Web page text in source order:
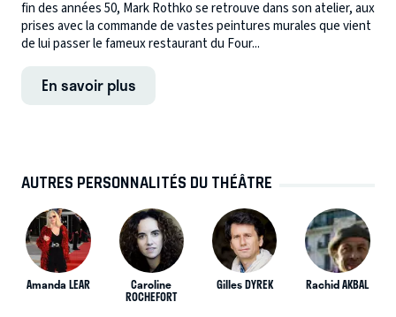
fin des années 50, Mark Rothko se retrouve dans son atelier, aux
prises avec la commande de vastes peintures murales que vient
de lui passer le fameux restaurant du Four...
En savoir plus
AUTRES PERSONNALITÉS DU THÉÂTRE
Amanda LEAR Caroline
ROCHEFORT
Gilles DYREK Rachid AKBAL